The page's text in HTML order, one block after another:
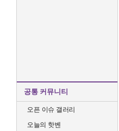
공통 커뮤니티
오픈 이슈 갤러리
오늘의 핫벤